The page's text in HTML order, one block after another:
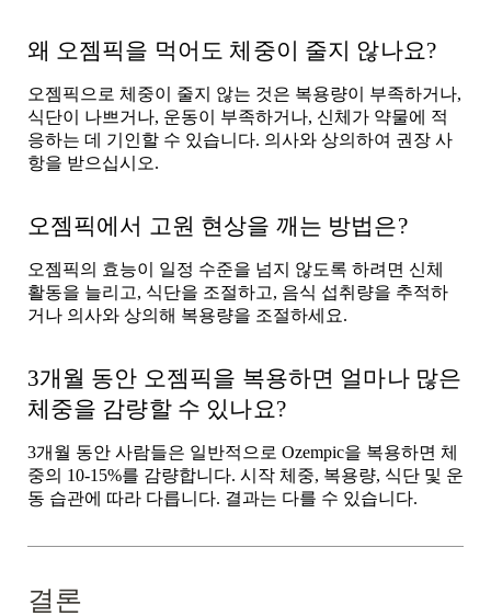
왜 오젬픽을 먹어도 체중이 줄지 않나요?
오젬픽으로 체중이 줄지 않는 것은 복용량이 부족하거나,
식단이 나쁘거나, 운동이 부족하거나, 신체가 약물에 적
응하는 데 기인할 수 있습니다. 의사와 상의하여 권장 사
항을 받으십시오.
오젬픽에서 고원 현상을 깨는 방법은?
오젬픽의 효능이 일정 수준을 넘지 않도록 하려면 신체
활동을 늘리고, 식단을 조절하고, 음식 섭취량을 추적하
거나 의사와 상의해 복용량을 조절하세요.
3개월 동안 오젬픽을 복용하면 얼마나 많은
체중을 감량할 수 있나요?
3개월 동안 사람들은 일반적으로 Ozempic을 복용하면 체
중의 10-15%를 감량합니다. 시작 체중, 복용량, 식단 및 운
동 습관에 따라 다릅니다. 결과는 다를 수 있습니다.
결론